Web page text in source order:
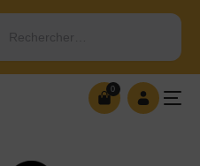
Rechercher…
0